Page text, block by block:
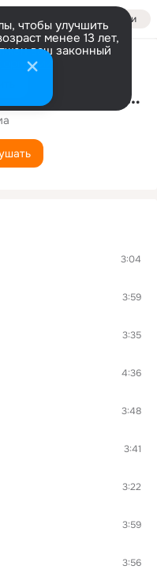
Войти
чтобы улучшить
менее 13 лет,
ваш законный
Светлана Островская
3:04
3:59
3:35
4:36
3:48
3:41
3:22
3:59
3:56